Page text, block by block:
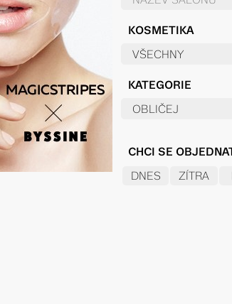
KOSMETIKA
KATEGORIE
CHCI SE
DNES
ZÍTRA